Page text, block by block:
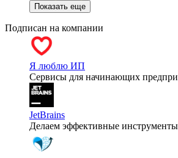
Показать еще
Подписан на компании
Я люблю ИП
Сервисы для начинающих
JetBrains
Делаем эффективные инструменты